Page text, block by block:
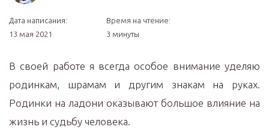
Дата написания:
13 мая 2021
Время на чтение:
3 минуты
В своей работе я всегда особое внимание уделяю
родинкам, шрамам и другим знакам на руках.
Родинки на ладони оказывают большое влияние на
жизнь и судьбу человека.